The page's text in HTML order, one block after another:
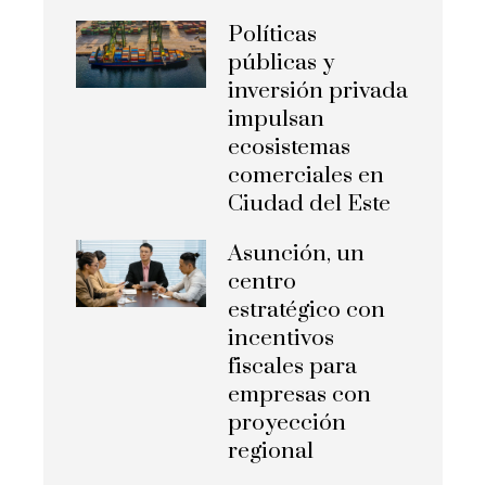
Políticas
públicas y
inversión privada
impulsan
ecosistemas
comerciales en
Ciudad del Este
Asunción, un
centro
estratégico con
incentivos
fiscales para
empresas con
proyección
regional